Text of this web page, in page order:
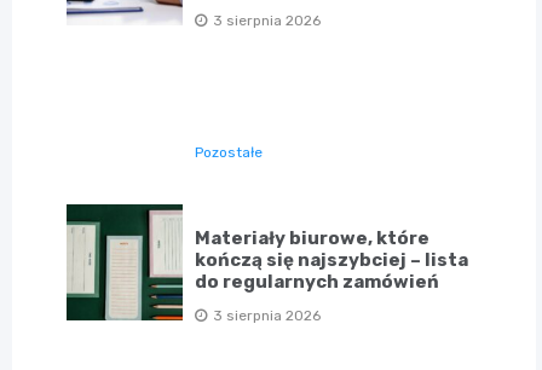
3 sierpnia 2026
Pozostałe
Materiały biurowe, które
kończą się najszybciej – lista
do regularnych zamówień
3 sierpnia 2026